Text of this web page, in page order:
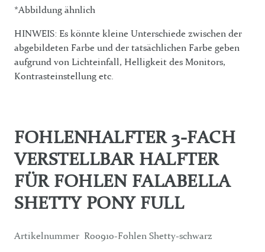
*Abbildung ähnlich
HINWEIS: Es könnte kleine Unterschiede zwischen der
abgebildeten Farbe und der tatsächlichen Farbe geben
aufgrund von Lichteinfall, Helligkeit des Monitors,
Kontrasteinstellung etc.
FOHLENHALFTER 3-FACH
VERSTELLBAR HALFTER
FÜR FOHLEN FALABELLA
SHETTY PONY FULL
Artikelnummer R00910-Fohlen Shetty-schwarz